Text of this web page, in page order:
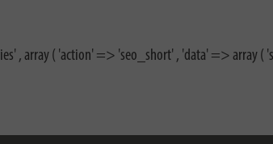
, array ( 'action' => 'seo_short' , 'data' => array